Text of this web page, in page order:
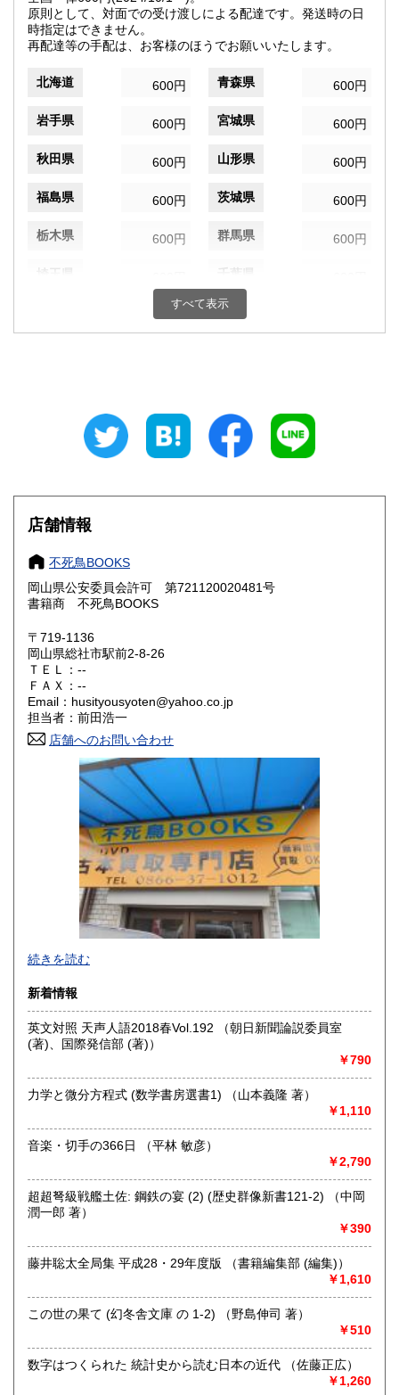
原則として、対面での受け渡しによる配達です。発送時の日
時指定はできません。
再配達等の手配は、お客様のほうでお願いいたします。
北海道 600円 青森県 600円
岩手県 600円 宮城県 600円
秋田県 600円 山形県 600円
福島県 600円 茨城県 600円
栃木県 600円 群馬県 600円
埼玉県 千葉県
600円 神奈川県
600円 長野県
大阪府 600円 兵庫県
鳥取県 600円
岡山県 600円 広島県
山口県 600円
600円
600円 福岡県
600円 長崎県
600円 大分県
600円 鹿児島県
沖縄県
すべて表示
店舗情報
不死鳥BOOKS
岡山県公安委員会許可 第721120020481号
書籍商 不死鳥BOOKS
〒719-1136
岡山県総社市駅前2-8-26
ＴＥＬ：--
ＦＡＸ：--
Email：husityousyoten@yahoo.co.jp
担当者：前田浩一
店舗へのお問い合わせ
不死鳥BOOKSでは、書籍だけでなくCD、DVD、レコード、
ゲーム、おもちゃ、骨董品まであらゆるものの買い取りがで
にお問い合わせください。出張費は、無料です。
沿線名：伯備線・桃太郎線(吉備線)
最寄駅：総社駅
定休日：年中無休
不死鳥BOOKSでは、書籍だけでなくCD、DVD、レコード、
ゲーム、おもちゃ、骨董品まであらゆるものの買い取りがで
にお問い合わせください。出張費は、無料です。
哲学宗教、歴史、社会科学、自然科学、美術工芸、趣味、外
国書、サブカルチャー、古書一般（その他）
続きを読む
新着情報
英文対照 天声人語2018春Vol.192 （朝日新聞論説委員室
(著)、国際発信部 (著)）
￥790
力学と微分方程式 (数学書房選書1) （山本義隆 著）
￥1,110
音楽・切手の366日 （平林 敏彦）
￥2,790
超超弩級戦艦土佐: 鋼鉄の宴 (2) (歴史群像新書121-2) （中岡
潤一郎 著）
￥390
藤井聡太全局集 平成28・29年度版 （書籍編集部 (編集)）
￥1,610
この世の果て (幻冬舎文庫 の 1-2) （野島伸司 著）
￥510
数字はつくられた 統計史から読む日本の近代 （佐藤正広）
￥1,260